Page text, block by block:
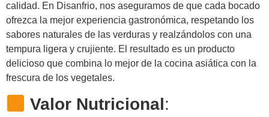
calidad. En Disanfrio, nos aseguramos de que cada bocado
ofrezca la mejor experiencia gastronómica, respetando los
sabores naturales de las verduras y realzándolos con una
tempura ligera y crujiente. El resultado es un producto
delicioso que combina lo mejor de la cocina asiática con la
frescura de los vegetales.
Valor Nutricional: